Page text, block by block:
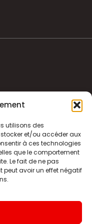
utilisons des
et/ou accéder aux
à ces technologies
que le comportement
Le fait de ne pas
peut avoir un effet négatif
PREMIERE
ET CONTACT